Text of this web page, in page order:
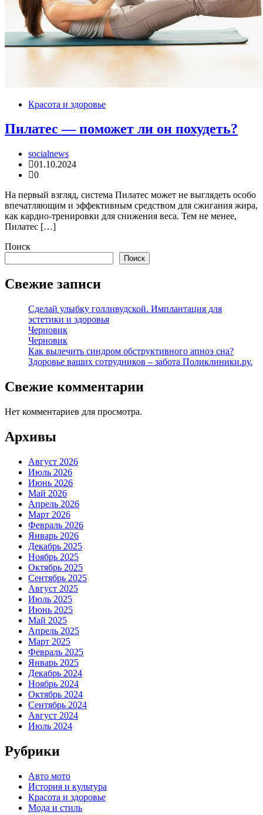
Красота и здоровье
Пилатес — поможет ли он похудеть?
socialnews
01.10.2024
0
На первый взгляд, система Пилатес может не выглядеть особо
впечатляющим и эффективным средством для сжигания жира,
как кардио-тренировки для снижения веса. Тем не менее,
Пилатес […]
Поиск
Поиск
Свежие записи
Сделай улыбку голливудской. Имплантация для
эстетики и здоровья
Черновик
Черновик
Как вылечить синдром обструктивного апноэ сна?
Здоровье ваших сотрудников – забота Поликлиники.ру.
Свежие комментарии
Нет комментариев для просмотра.
Архивы
Август 2026
Июль 2026
Июнь 2026
Май 2026
Апрель 2026
Март 2026
Февраль 2026
Январь 2026
Декабрь 2025
Ноябрь 2025
Октябрь 2025
Сентябрь 2025
Август 2025
Июль 2025
Июнь 2025
Май 2025
Апрель 2025
Март 2025
Февраль 2025
Январь 2025
Декабрь 2024
Ноябрь 2024
Октябрь 2024
Сентябрь 2024
Август 2024
Июль 2024
Рубрики
Авто мото
История и культура
Красота и здоровье
Мода и стиль